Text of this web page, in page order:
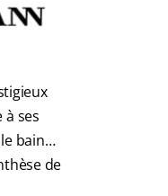
ses
bain…
de